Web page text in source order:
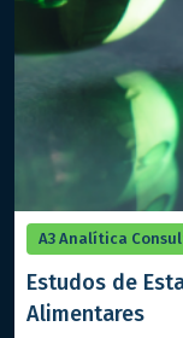
A3 Analítica
Estudos de
Alimentares